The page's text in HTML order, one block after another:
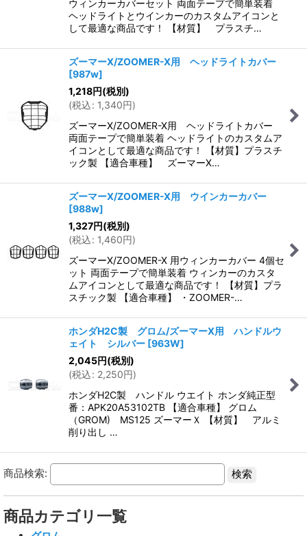
ウィンカーカバーセット 両面テープで簡単装着
ヘッドライトとウインカーのカスタムアイコンと
して最適な商品です！ 【材質】 プラスチ…
ズーマーX/ZOOMER-X用 ヘッドライトカバー
[987w]
1,218円(税別)
(税込: 1,340円)
ズーマーX/ZOOMER-X用 ヘッドライトカバー
両面テープで簡単装着 ヘッドライトのカスタムア
イコンとして最適な商品です！ 【材質】プラスチ
ック製 【適合車種】 ズーマーX…
ズーマーX/ZOOMER-X用 ウインカーカバー
[988w]
1,327円(税別)
(税込: 1,460円)
ズーマーX/ZOOMER-X 用ウィンカーカバー 4個セ
ット 両面テープで簡単装着 ウィンカーのカスタ
ムアイコンとして最適な商品です！ 【材質】プラ
スチック製 【適合車種】 ・ZOOMER-…
ホンダH2C製 グロム/ズーマーX用 ハンドルウ
ェイト シルバー [963W]
2,045円(税別)
(税込: 2,250円)
ホンダH2C製 ハンドル ウエイト ホンダ純正型
番：APK20A53102TB 【適合車種】 グロム
（GROM) MS125 ズーマーＸ 【材質】 アルミ
削り出し …
商品検索:
商品カテゴリ一覧